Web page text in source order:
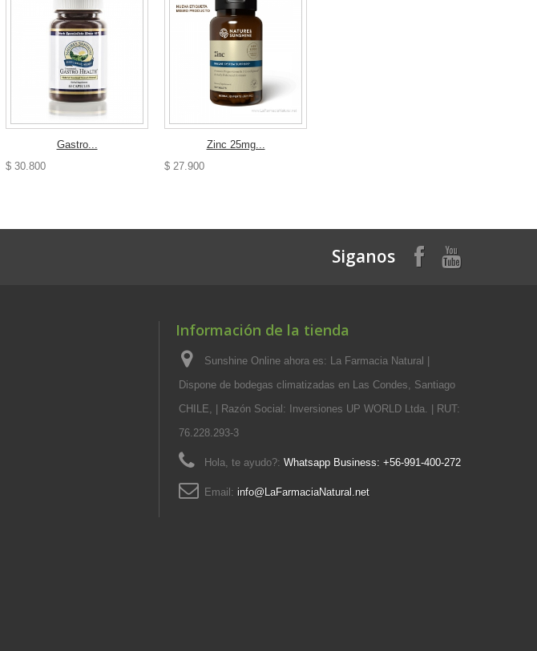
Gastro...
$ 30.800
Zinc 25mg...
$ 27.900
Siganos
Información de la tienda
Sunshine Online ahora es: La Farmacia Natural |
Dispone de bodegas climatizadas en Las Condes, Santiago
CHILE, | Razón Social: Inversiones UP WORLD Ltda. | RUT:
76.228.293-3
Hola, te ayudo?: Whatsapp Business: +56-991-400-272
Email: info@LaFarmaciaNatural.net